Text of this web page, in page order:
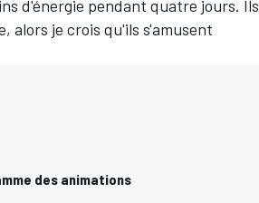
d'énergie pendant quatre jours. Ils
alors je crois qu'ils s'amusent
des animations